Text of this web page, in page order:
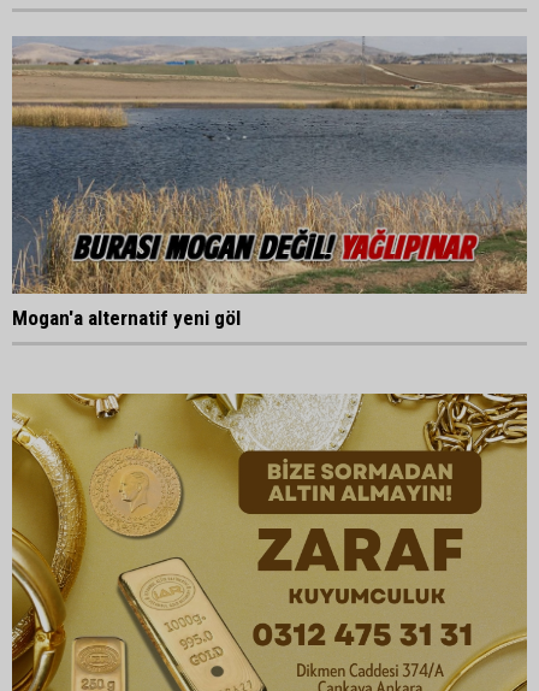
Mogan'a alternatif yeni göl